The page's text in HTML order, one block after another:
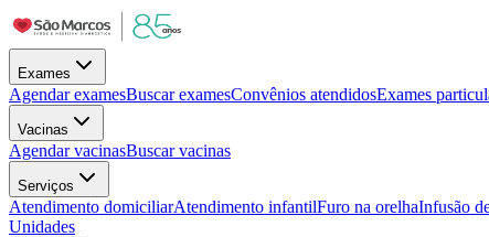
Exames
Agendar examesBuscar examesConvênios atendidosExames
Vacinas
Agendar vacinasBuscar vacinas
Serviços
Atendimento domiciliarAtendimento infantilFuro na orelhaInfusão
Unidades